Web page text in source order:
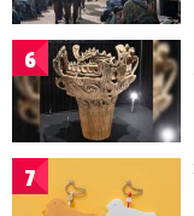
6
7